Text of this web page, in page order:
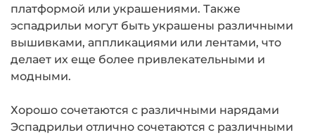
платформой или украшениями. Также
эспадрильи могут быть украшены различными
вышивками, аппликациями или лентами, что
делает их еще более привлекательными и
модными.
Хорошо сочетаются с различными нарядами
Эспадрильи отлично сочетаются с различными